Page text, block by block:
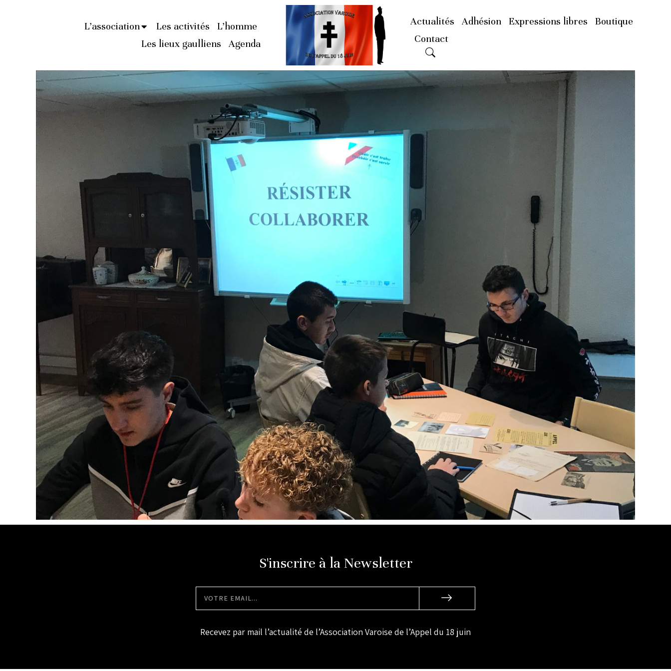
L’association Les activités
L’homme
Les lieux gaulliens
Agenda
Actualités Adhésion Expressions libres
Boutique
Contact
S'inscrire à la Newsletter
Recevez par mail l’actualité de l’Association Varoise de l’Appel du 18 juin